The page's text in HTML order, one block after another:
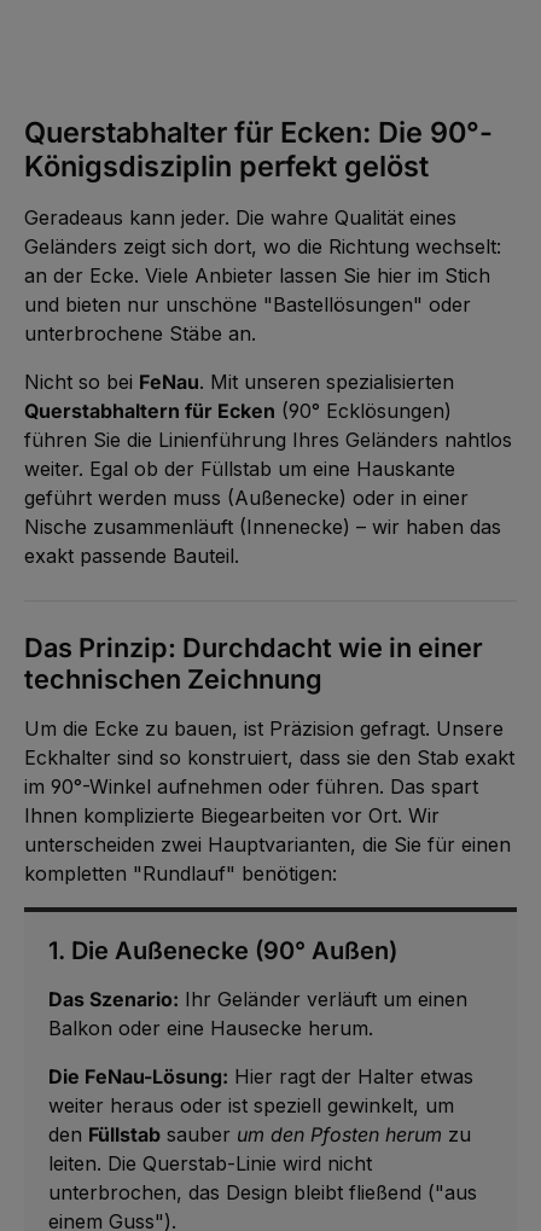
ü
g
b
a
:
i
f
r
e
5
-
1
0
W
e
r
k
t
a
g
e
Querstabhalter für Ecken: Die 90°-
Königsdisziplin perfekt gelöst
Geradeaus kann jeder. Die wahre Qualität eines
Geländers zeigt sich dort, wo die Richtung wechselt:
an der Ecke. Viele Anbieter lassen Sie hier im Stich
und bieten nur unschöne "Bastellösungen" oder
unterbrochene Stäbe an.
Nicht so bei FeNau. Mit unseren spezialisierten
Querstabhaltern für Ecken (90° Ecklösungen)
führen Sie die Linienführung Ihres Geländers nahtlos
weiter. Egal ob der Füllstab um eine Hauskante
geführt werden muss (Außenecke) oder in einer
Nische zusammenläuft (Innenecke) – wir haben das
exakt passende Bauteil.
Das Prinzip: Durchdacht wie in einer
technischen Zeichnung
Um die Ecke zu bauen, ist Präzision gefragt. Unsere
Eckhalter sind so konstruiert, dass sie den Stab exakt
im 90°-Winkel aufnehmen oder führen. Das spart
Ihnen komplizierte Biegearbeiten vor Ort. Wir
unterscheiden zwei Hauptvarianten, die Sie für einen
kompletten "Rundlauf" benötigen:
1. Die Außenecke (90° Außen)
Das Szenario: Ihr Geländer verläuft um einen
Balkon oder eine Hausecke herum.
Die FeNau-Lösung: Hier ragt der Halter etwas
weiter heraus oder ist speziell gewinkelt, um
den Füllstab sauber um den Pfosten herum zu
leiten. Die Querstab-Linie wird nicht
unterbrochen, das Design bleibt fließend ("aus
einem Guss").